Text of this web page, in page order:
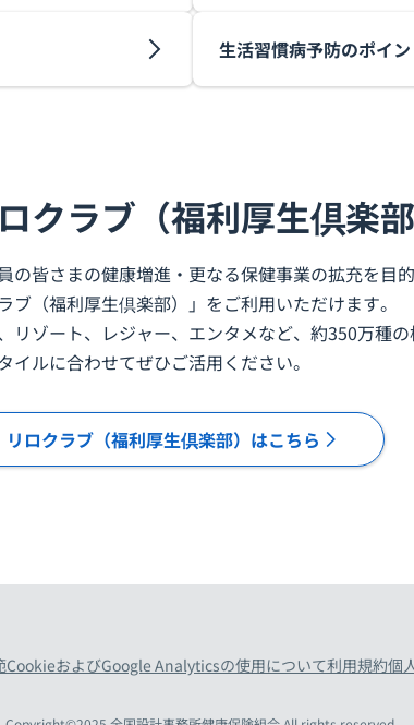
生活習慣病予防のポイン
クラブ（福利厚生倶楽
の皆さまの健康増進・更なる保健事業の拡充を目
ブ（福利厚生倶楽部）」をご利用いただけます。
リゾート、レジャー、エンタメなど、約350万種
イルに合わせてぜひご活用ください。
リロクラブ（福利厚生倶楽部）はこちら
CookieおよびGoogle Analyticsの使用について利用規約個